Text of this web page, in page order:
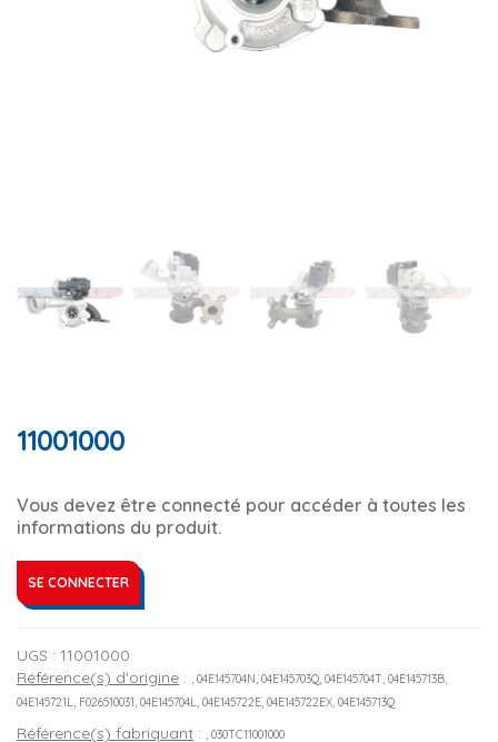
11001000
Vous devez être connecté pour accéder à toutes les
informations du produit.
SE CONNECTER
UGS : 11001000
Référence(s) d'origine : , 04E145704N, 04E145703Q, 04E145704T, 04E145713B,
04E145721L, F026510031, 04E145704L, 04E145722E, 04E145722EX, 04E145713Q
Référence(s) fabriquant : , 030TC11001000